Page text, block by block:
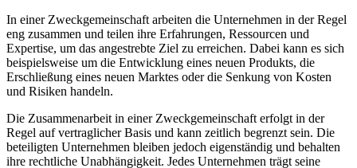
In einer Zweckgemeinschaft arbeiten die Unternehmen in der Regel
eng zusammen und teilen ihre Erfahrungen, Ressourcen und
Expertise, um das angestrebte Ziel zu erreichen. Dabei kann es sich
beispielsweise um die Entwicklung eines neuen Produkts, die
Erschließung eines neuen Marktes oder die Senkung von Kosten
und Risiken handeln.
Die Zusammenarbeit in einer Zweckgemeinschaft erfolgt in der
Regel auf vertraglicher Basis und kann zeitlich begrenzt sein. Die
beteiligten Unternehmen bleiben jedoch eigenständig und behalten
ihre rechtliche Unabhängigkeit. Jedes Unternehmen trägt seine